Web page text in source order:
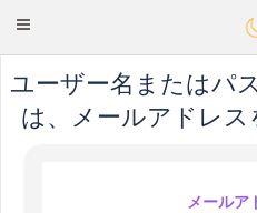
Toggle
ユーザー名またはパ
は、メールアドレ
メールア